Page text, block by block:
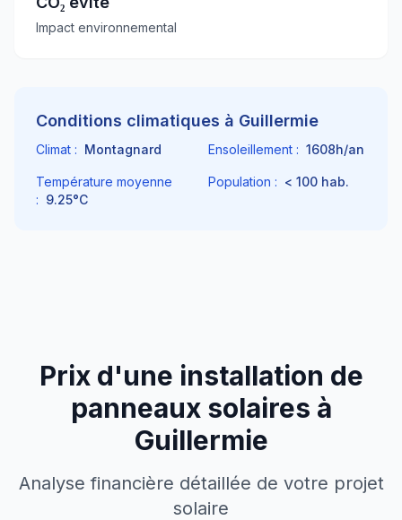
Impact environnemental
Conditions climatiques à Guillermie
Climat : Montagnard Ensoleillement : 1608h/an
Température moyenne
: 9.25°C
Population : < 100 hab.
Prix d'une installation de
panneaux solaires à
Guillermie
Analyse financière détaillée de votre projet
solaire